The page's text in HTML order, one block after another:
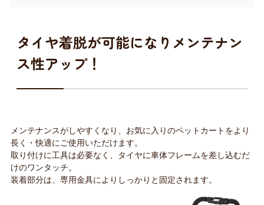
タイヤ着脱が可能になりメンテナン
ス性アップ！
メンテナンスがしやすくなり、お気に入りのペットカートをより
長く・快適にご使用いただけます。
取り付けに工具は必要なく、タイヤに車体フレームを差し込むだ
けのワンタッチ。
装着部分は、専用金具によりしっかりと固定されます。